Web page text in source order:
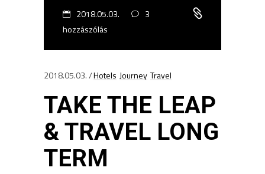
2018.05.03.
3
hozzászólás
2018.05.03. Hotels Journey Travel
TAKE THE LEAP
& TRAVEL LONG
TERM